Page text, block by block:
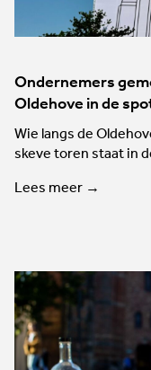
Ondernemers
Oldehove in de
Wie langs de
skeve toren staat in
Lees meer →